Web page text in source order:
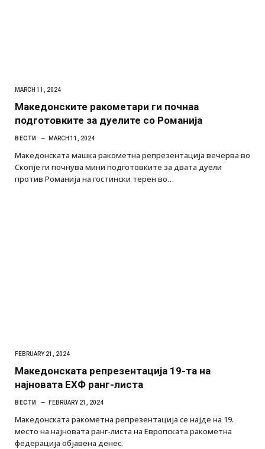
MARCH 11, 2024
Македонските ракометари ги почнаа
подготовките за дуелите со Романија
ВЕСТИ MARCH 11, 2024
Македонската машка ракометна репрезентација вечерва во
Скопје ги почнува мини подготовките за двата дуели
против Романија на гостински терен во…
FEBRUARY 21, 2024
Македонската репрезентација 19-та на
најновата ЕХФ ранг-листа
ВЕСТИ FEBRUARY 21, 2024
Македонската ракометна репрезентација се најде на 19.
место на најновата ранг-листа на Европската ракометна
федерација објавена денес.